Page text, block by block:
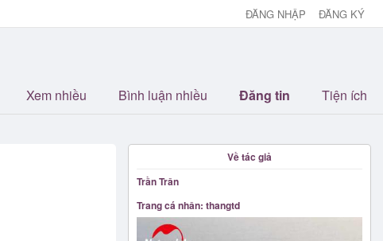
ĐĂNG NHẬP ĐĂNG KÝ
Xem nhiều Bình luận nhiều Đăng tin Tiện ích
Về tác giả
Trần Trân
Trang cá nhân: thangtd